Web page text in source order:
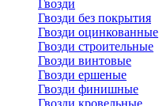
Гвозди
Гвозди без покрытия
Гвозди оцинкованные
Гвозди строительные
Гвозди винтовые
Гвозди ершеные
Гвозди финишные
Гвозди кровельные